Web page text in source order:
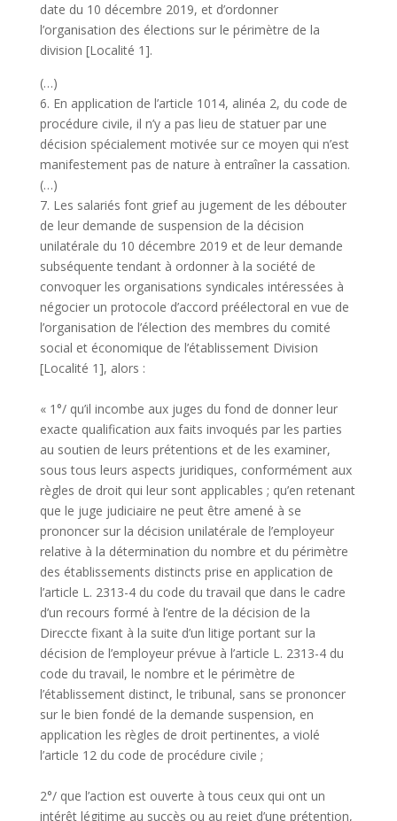
date du 10 décembre 2019, et d’ordonner
l’organisation des élections sur le périmètre de la
division [Localité 1].
(…)
6. En application de l’article 1014, alinéa 2, du code de
procédure civile, il n’y a pas lieu de statuer par une
décision spécialement motivée sur ce moyen qui n’est
manifestement pas de nature à entraîner la cassation.
(…)
7. Les salariés font grief au jugement de les débouter
de leur demande de suspension de la décision
unilatérale du 10 décembre 2019 et de leur demande
subséquente tendant à ordonner à la société de
convoquer les organisations syndicales intéressées à
négocier un protocole d’accord préélectoral en vue de
l’organisation de l’élection des membres du comité
social et économique de l’établissement Division
[Localité 1], alors :
« 1°/ qu’il incombe aux juges du fond de donner leur
exacte qualification aux faits invoqués par les parties
au soutien de leurs prétentions et de les examiner,
sous tous leurs aspects juridiques, conformément aux
règles de droit qui leur sont applicables ; qu’en retenant
que le juge judiciaire ne peut être amené à se
prononcer sur la décision unilatérale de l’employeur
relative à la détermination du nombre et du périmètre
des établissements distincts prise en application de
l’article L. 2313-4 du code du travail que dans le cadre
d’un recours formé à l’entre de la décision de la
Direccte fixant à la suite d’un litige portant sur la
décision de l’employeur prévue à l’article L. 2313-4 du
code du travail, le nombre et le périmètre de
l’établissement distinct, le tribunal, sans se prononcer
sur le bien fondé de la demande suspension, en
application les règles de droit pertinentes, a violé
l’article 12 du code de procédure civile ;
2°/ que l’action est ouverte à tous ceux qui ont un
intérêt légitime au succès ou au rejet d’une prétention,